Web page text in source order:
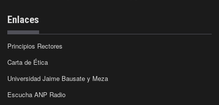
Enlaces
Principios Rectores
Carta de Ética
Universidad Jaime Bausate y Meza
Escucha ANP Radio